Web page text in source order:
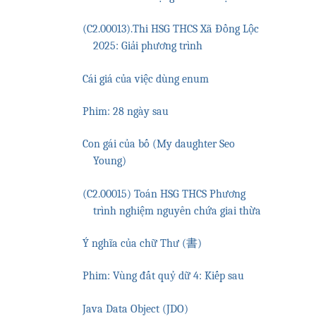
(C2.00013).Thi HSG THCS Xã Đồng Lộc
2025: Giải phương trình
Cái giá của việc dùng enum
Phim: 28 ngày sau
Con gái của bố (My daughter Seo
Young)
(C2.00015) Toán HSG THCS Phương
trình nghiệm nguyên chứa giai thừa
Ý nghĩa của chữ Thư (書)
Phim: Vùng đất quỷ dữ 4: Kiếp sau
Java Data Object (JDO)